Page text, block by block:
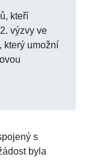
kteří
výzvy ve
který umožní
s
byla